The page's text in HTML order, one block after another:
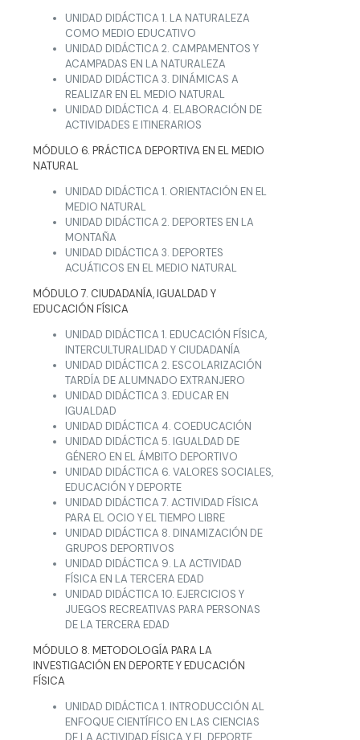
UNIDAD DIDÁCTICA 1. LA NATURALEZA
COMO MEDIO EDUCATIVO
UNIDAD DIDÁCTICA 2. CAMPAMENTOS Y
ACAMPADAS EN LA NATURALEZA
UNIDAD DIDÁCTICA 3. DINÁMICAS A
REALIZAR EN EL MEDIO NATURAL
UNIDAD DIDÁCTICA 4. ELABORACIÓN DE
ACTIVIDADES E ITINERARIOS
MÓDULO 6. PRÁCTICA DEPORTIVA EN EL MEDIO
NATURAL
UNIDAD DIDÁCTICA 1. ORIENTACIÓN EN EL
MEDIO NATURAL
UNIDAD DIDÁCTICA 2. DEPORTES EN LA
MONTAÑA
UNIDAD DIDÁCTICA 3. DEPORTES
ACUÁTICOS EN EL MEDIO NATURAL
MÓDULO 7. CIUDADANÍA, IGUALDAD Y
EDUCACIÓN FÍSICA
UNIDAD DIDÁCTICA 1. EDUCACIÓN FÍSICA,
INTERCULTURALIDAD Y CIUDADANÍA
UNIDAD DIDÁCTICA 2. ESCOLARIZACIÓN
TARDÍA DE ALUMNADO EXTRANJERO
UNIDAD DIDÁCTICA 3. EDUCAR EN
IGUALDAD
UNIDAD DIDÁCTICA 4. COEDUCACIÓN
UNIDAD DIDÁCTICA 5. IGUALDAD DE
GÉNERO EN EL ÁMBITO DEPORTIVO
UNIDAD DIDÁCTICA 6. VALORES SOCIALES,
EDUCACIÓN Y DEPORTE
UNIDAD DIDÁCTICA 7. ACTIVIDAD FÍSICA
PARA EL OCIO Y EL TIEMPO LIBRE
UNIDAD DIDÁCTICA 8. DINAMIZACIÓN DE
GRUPOS DEPORTIVOS
UNIDAD DIDÁCTICA 9. LA ACTIVIDAD
FÍSICA EN LA TERCERA EDAD
UNIDAD DIDÁCTICA 10. EJERCICIOS Y
JUEGOS RECREATIVAS PARA PERSONAS
DE LA TERCERA EDAD
MÓDULO 8. METODOLOGÍA PARA LA
INVESTIGACIÓN EN DEPORTE Y EDUCACIÓN
FÍSICA
UNIDAD DIDÁCTICA 1. INTRODUCCIÓN AL
ENFOQUE CIENTÍFICO EN LAS CIENCIAS
DE LA ACTIVIDAD FÍSICA Y EL DEPORTE